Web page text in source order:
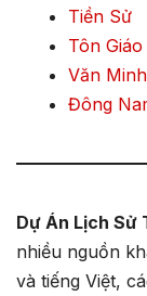
Tiền Sử
Tôn Giáo
Văn
Đông
Dự Án Lịch Sử
nhiều nguồn
và tiếng Việt,